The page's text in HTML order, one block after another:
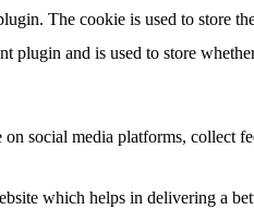
The cookie is used to store
and is used to store
social media platforms, collect
which helps in delivering a